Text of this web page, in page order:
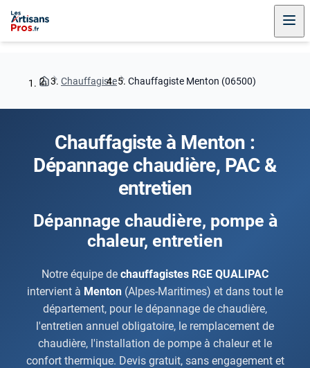
Chauffagiste Chauffagiste Menton (06500)
Chauffagiste à Menton :
Dépannage chaudière, PAC &
entretien
Dépannage chaudière, pompe à
chaleur, entretien
Notre équipe de chauffagistes RGE QUALIPAC
intervient à Menton (Alpes-Maritimes) et dans tout le
département, pour le dépannage de chaudière,
l'entretien annuel obligatoire, le remplacement de
chaudière, l'installation de pompe à chaleur et le
confort thermique. Devis gratuit, sans engagement et